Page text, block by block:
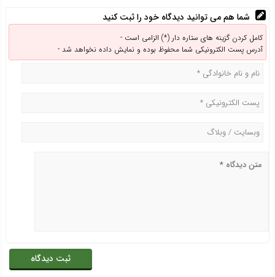
شما هم می توانید دیدگاه خود را ثبت کنید
کامل کردن گزینه های ستاره دار (*) الزامی است -
آدرس پست الکترونیکی شما محفوظ بوده و نمایش داده نخواهد شد -